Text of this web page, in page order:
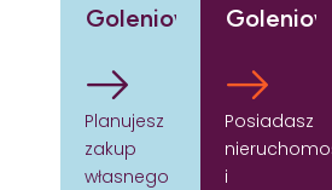
Goleniowo
Planujesz
zakup
własnego
Goleniowo
Posiadasz
i